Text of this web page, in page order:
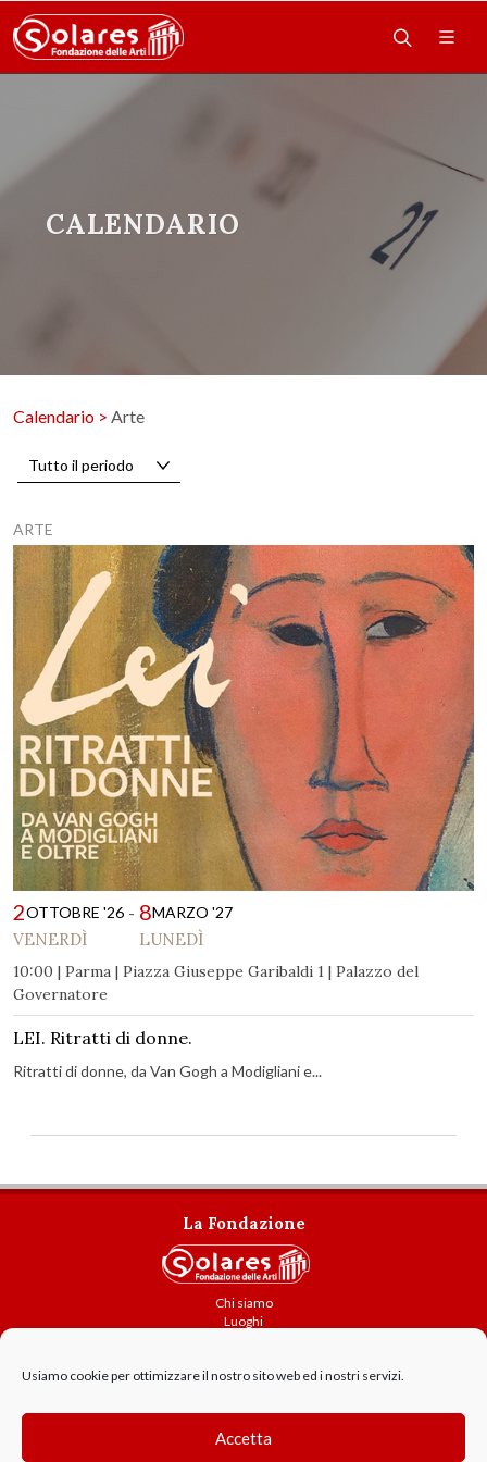
Usiamo cookie per ottimizzare il nostro sito web ed i nostri servizi.
Accetta
CALENDARIO
Calendario > Arte
ARTE
2OTTOBRE '26
VENERDÌ
- 8MARZO '27
LUNEDÌ
10:00 | Parma | Piazza Giuseppe Garibaldi 1 | Palazzo del
Governatore
LEI. Ritratti di donne.
Ritratti di donne, da Van Gogh a Modigliani e...
La Fondazione
Chi siamo
Luoghi
Contatti
Cookie Policy
GDPR - Privacy